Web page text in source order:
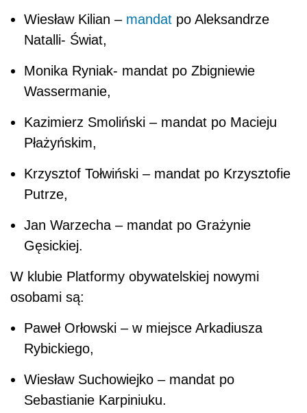
Wiesław Kilian – mandat po Aleksandrze
Natalli- Świat,
Monika Ryniak- mandat po Zbigniewie
Wassermanie,
Kazimierz Smoliński – mandat po Macieju
Płażyńskim,
Krzysztof Tołwiński – mandat po Krzysztofie
Putrze,
Jan Warzecha – mandat po Grażynie
Gęsickiej.
W klubie Platformy obywatelskiej nowymi
osobami są:
Paweł Orłowski – w miejsce Arkadiusza
Rybickiego,
Wiesław Suchowiejko – mandat po
Sebastianie Karpiniuku.